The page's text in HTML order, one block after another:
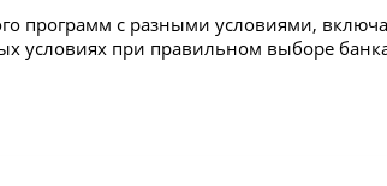
программ с разными условиями,
условиях при правильном выборе